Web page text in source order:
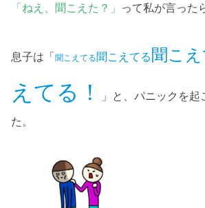
「ねえ、聞こえた？」 って私が言った
息子は「聞こえてる聞こえてる 聞こ
えてる！
」と、パニックを
た。